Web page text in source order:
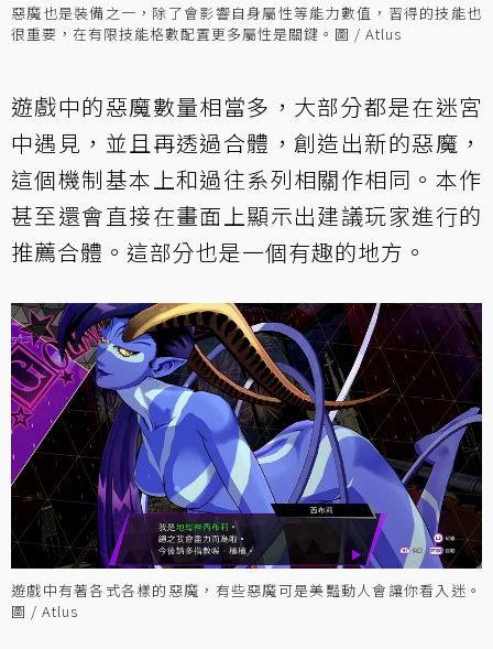
惡魔也是裝備之一，除了會影響自身屬性等能力數值，習得的技能也
很重要，在有限技能格數配置更多屬性是關鍵。圖 / Atlus
遊戲中的惡魔數量相當多，大部分都是在迷宮
中遇見，並且再透過合體，創造出新的惡魔，
這個機制基本上和過往系列相關作相同。本作
甚至還會直接在畫面上顯示出建議玩家進行的
推薦合體。這部分也是一個有趣的地方。
遊戲中有著各式各樣的惡魔，有些惡魔可是美豔動人會讓你看入迷。
圖 / Atlus